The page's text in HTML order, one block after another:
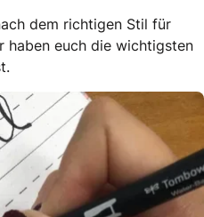
dem richtigen Stil für
haben euch die wichtigsten